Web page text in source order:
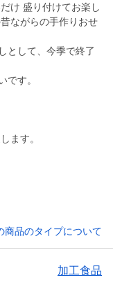
け 盛り付けてお楽し
ながらの手作りおせ
として、今季で終了
す。
ます。
商品のタイプについて
加工食品